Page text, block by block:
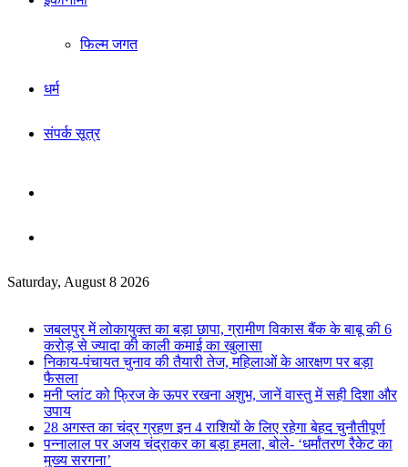
फिल्म जगत
धर्म
संपर्क सूत्र
for
Saturday, August 8 2026
जबलपुर में लोकायुक्त का बड़ा छापा, ग्रामीण विकास बैंक के बाबू की 6
करोड़ से ज्यादा की काली कमाई का खुलासा
निकाय-पंचायत चुनाव की तैयारी तेज, महिलाओं के आरक्षण पर बड़ा
फैसला
मनी प्लांट को फ्रिज के ऊपर रखना अशुभ, जानें वास्तु में सही दिशा और
उपाय
28 अगस्त का चंद्र ग्रहण इन 4 राशियों के लिए रहेगा बेहद चुनौतीपूर्ण
पन्नालाल पर अजय चंद्राकर का बड़ा हमला, बोले- ‘धर्मांतरण रैकेट का
मुख्य सरगना’